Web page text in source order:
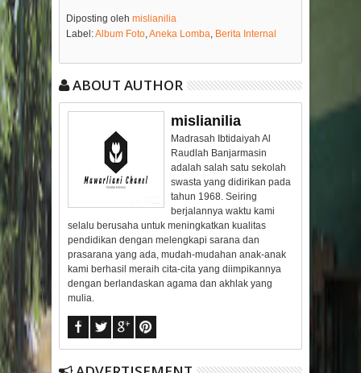
Diposting olehmislianilia
Label:Album Foto ,Aneka Lomba Berita Internal
ABOUT AUTHOR
mislianilia
Madrasah Ibtidaiyah Al
Raudlah Banjarmasin
adalah salah satu sekolah
swasta yang didirikan pada
tahun 1968. Seiring
berjalannya waktu kami
selalu berusaha untuk meningkatkan kualitas
pendidikan dengan melengkapi sarana dan
prasarana yang ada, mudah-mudahan anak-anak
kami berhasil meraih cita-cita yang diimpikannya
dengan berlandaskan agama dan akhlak yang
mulia.